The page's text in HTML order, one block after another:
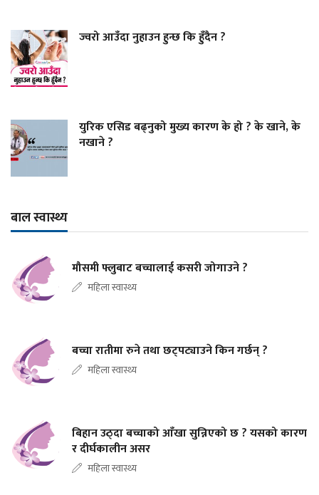
ज्वरो आउँदा नुहाउन हुन्छ कि हुँदैन ?
युरिक एसिड बढ्नुको मुख्य कारण के हो ? के खाने, के
नखाने ?
बाल स्वास्थ्य
मौसमी फ्लुबाट बच्चालाई कसरी जोगाउने ?
महिला स्वास्थ्य
बच्चा रातीमा रुने तथा छट्पट्याउने किन गर्छन् ?
महिला स्वास्थ्य
बिहान उठ्दा बच्चाको आँखा सुन्निएको छ ? यसको कारण
र दीर्घकालीन असर
महिला स्वास्थ्य